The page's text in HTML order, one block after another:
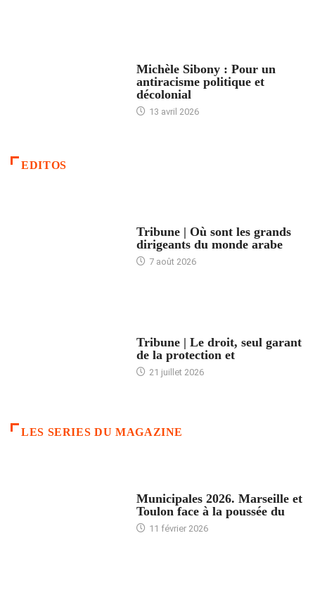
Michèle Sibony : Pour un
antiracisme politique et
décolonial
13 avril 2026
EDITOS
Tribune | Où sont les grands
dirigeants du monde arabe
7 août 2026
Tribune | Le droit, seul garant
de la protection et
21 juillet 2026
LES SERIES DU MAGAZINE
Municipales 2026. Marseille et
Toulon face à la poussée du
11 février 2026